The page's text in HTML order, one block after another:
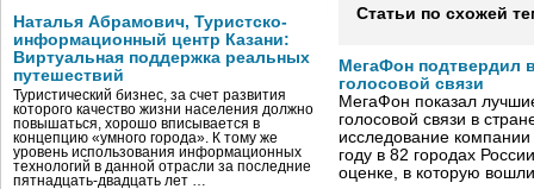
Наталья Абрамович, Туристско-
информационный центр Казани:
Виртуальная поддержка реальных
путешествий
Туристический бизнес, за счет развития
которого качество жизни населения должно
повышаться, хорошо вписывается в
концепцию «умного города». К тому же
уровень использования информационных
технологий в данной отрасли за последние
пятнадцать-двадцать лет …
Статьи по схожей
МегаФон подтвердил
голосовой связи
МегаФон показал
голосовой связи в
исследование
году в 82 городах
оценке, в которую